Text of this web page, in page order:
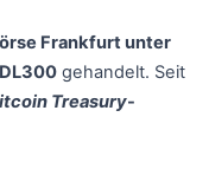
Frankfurt unter
gehandelt. Seit
Treasury-